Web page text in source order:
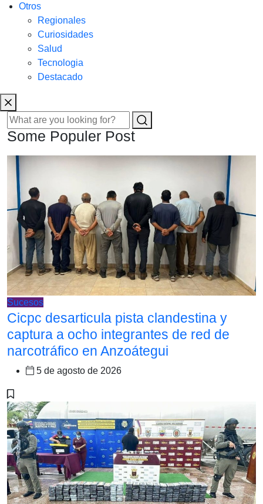
Otros
Regionales
Curiosidades
Salud
Tecnologia
Destacado
Some Populer Post
Sucesos
Cicpc desarticula pista clandestina y
captura a ocho integrantes de red de
narcotráfico en Anzoátegui
5 de agosto de 2026